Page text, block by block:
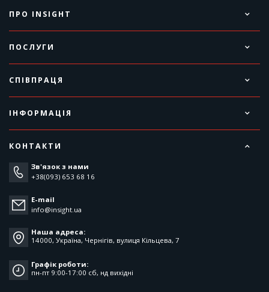
ПРО INSIGHT
ПОСЛУГИ
СПІВПРАЦЯ
ІНФОРМАЦІЯ
КОНТАКТИ
Зв'язок з нами
+38(093) 653 68 16
E-mail
info@insight.ua
Наша адреса:
14000, Україна, Чернігів, вулиця Кільцева, 7
Графік роботи:
пн-пт 9:00-17:00 cб, нд вихідні